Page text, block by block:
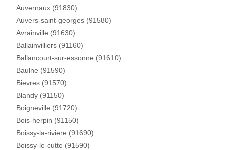
Auvernaux (91830)
Auvers-saint-georges (91580)
Avrainville (91630)
Ballainvilliers (91160)
Ballancourt-sur-essonne (91610)
Baulne (91590)
Bievres (91570)
Blandy (91150)
Boigneville (91720)
Bois-herpin (91150)
Boissy-la-riviere (91690)
Boissy-le-cutte (91590)